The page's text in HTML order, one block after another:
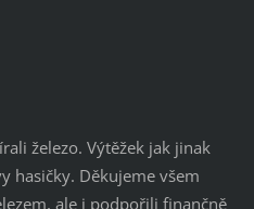
železo. Výtěžek jak jinak
hasičky. Děkujeme všem
ale i podpořili finančně